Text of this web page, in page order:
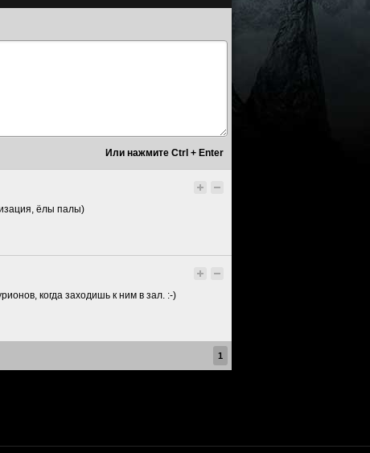
ёлы палы)
когда заходишь к ним в зал. :-)
1